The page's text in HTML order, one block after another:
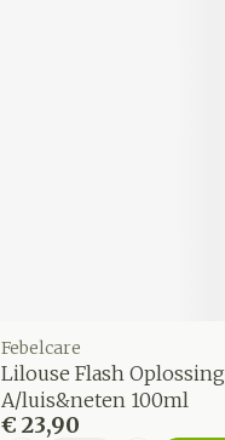
Febelcare
Lilouse Flash Oplossing
A/luis&neten 100ml
€ 23,90